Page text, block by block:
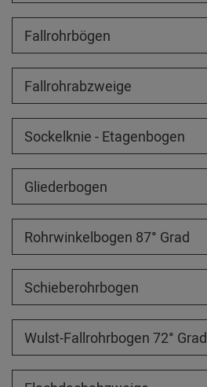
Fallrohrbögen
Fallrohrabzweige
Sockelknie - Etagenbogen
Gliederbogen
Rohrwinkelbogen 87° Grad
Schieberohrbogen
Wulst-Fallrohrbogen 72° Grad